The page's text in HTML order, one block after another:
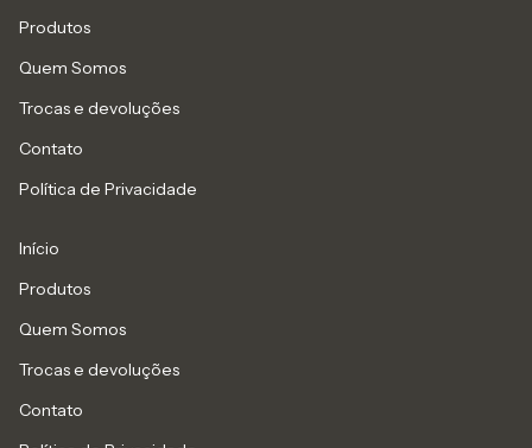
Produtos
Quem Somos
Trocas e devoluções
Contato
Política de Privacidade
Início
Produtos
Quem Somos
Trocas e devoluções
Contato